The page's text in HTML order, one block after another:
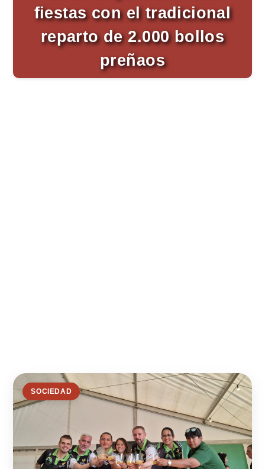
La fe centra la jornada grande de
La Asociación Cabalgata de Lugones
El Carbayu cierra sus fiestas con el
fiestas con el tradicional
reparto de 2.000 bollos
preñaos
SOCIEDAD